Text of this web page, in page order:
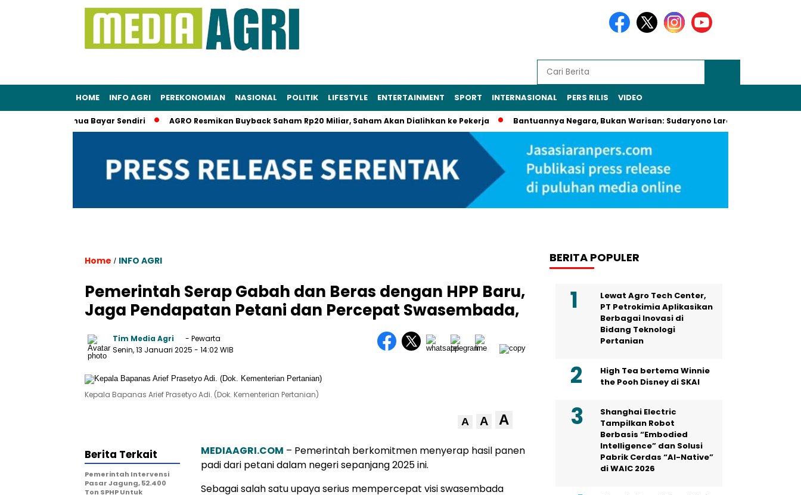
HOME INFO AGRI PEREKONOMIAN NASIONAL POLITIK LIFESTYLE ENTERTAINMENT SPORT INTERNASIONAL PERS RILIS VIDEO
Semua Bayar Sendiri AGRO Resmikan Buyback Saham Rp20 Miliar, Saham Akan Dialihkan ke Pekerja Bantuannya Negara, Bukan Warisan: Sudaryono Larang Jual-Beli Alsintan
Home / INFO AGRI
Pemerintah Serap Gabah dan Beras dengan HPP Baru,
Jaga Pendapatan Petani dan Percepat Swasembada,
Tim Media Agri
- Pewarta
Senin, 13 Januari 2025 - 14:02 WIB
Kepala Bapanas Arief Prasetyo Adi. (Dok. Kementerian Pertanian)
A A A
MEDIAAGRI.COM – Pemerintah berkomitmen menyerap hasil panen
padi dari petani dalam negeri sepanjang 2025 ini.
Sebagai salah satu upaya serius mempercepat visi swasembada
Berita Terkait
Pemerintah Intervensi
Pasar Jagung, 52.400
Ton SPHP Untuk
BERITA POPULER
Lewat Agro Tech Center,
PT Petrokimia Aplikasikan
Berbagai Inovasi di
Bidang Teknologi
Pertanian
High Tea bertema Winnie
the Pooh Disney di SKAI
Shanghai Electric
Tampilkan Robot
Berbasis “Embodied
Intelligence” dan Solusi
Pabrik Cerdas “AI-Native”
di WAIC 2026